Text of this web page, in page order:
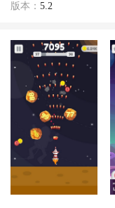
版本： 5.2